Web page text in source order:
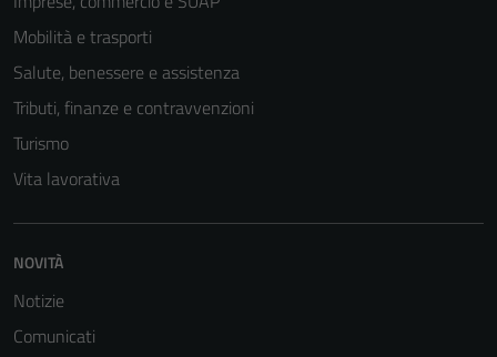
Mobilità e trasporti
Salute, benessere e assistenza
Tributi, finanze e contravvenzioni
Turismo
Vita lavorativa
NOVITÀ
Notizie
Comunicati